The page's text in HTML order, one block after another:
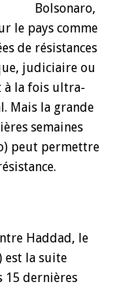
Bolsonaro,
le pays comme
de résistances
judiciaire ou
à la fois ultra-
Mais la grande
semaines
peut permettre
Haddad, le
est la suite
15 dernières